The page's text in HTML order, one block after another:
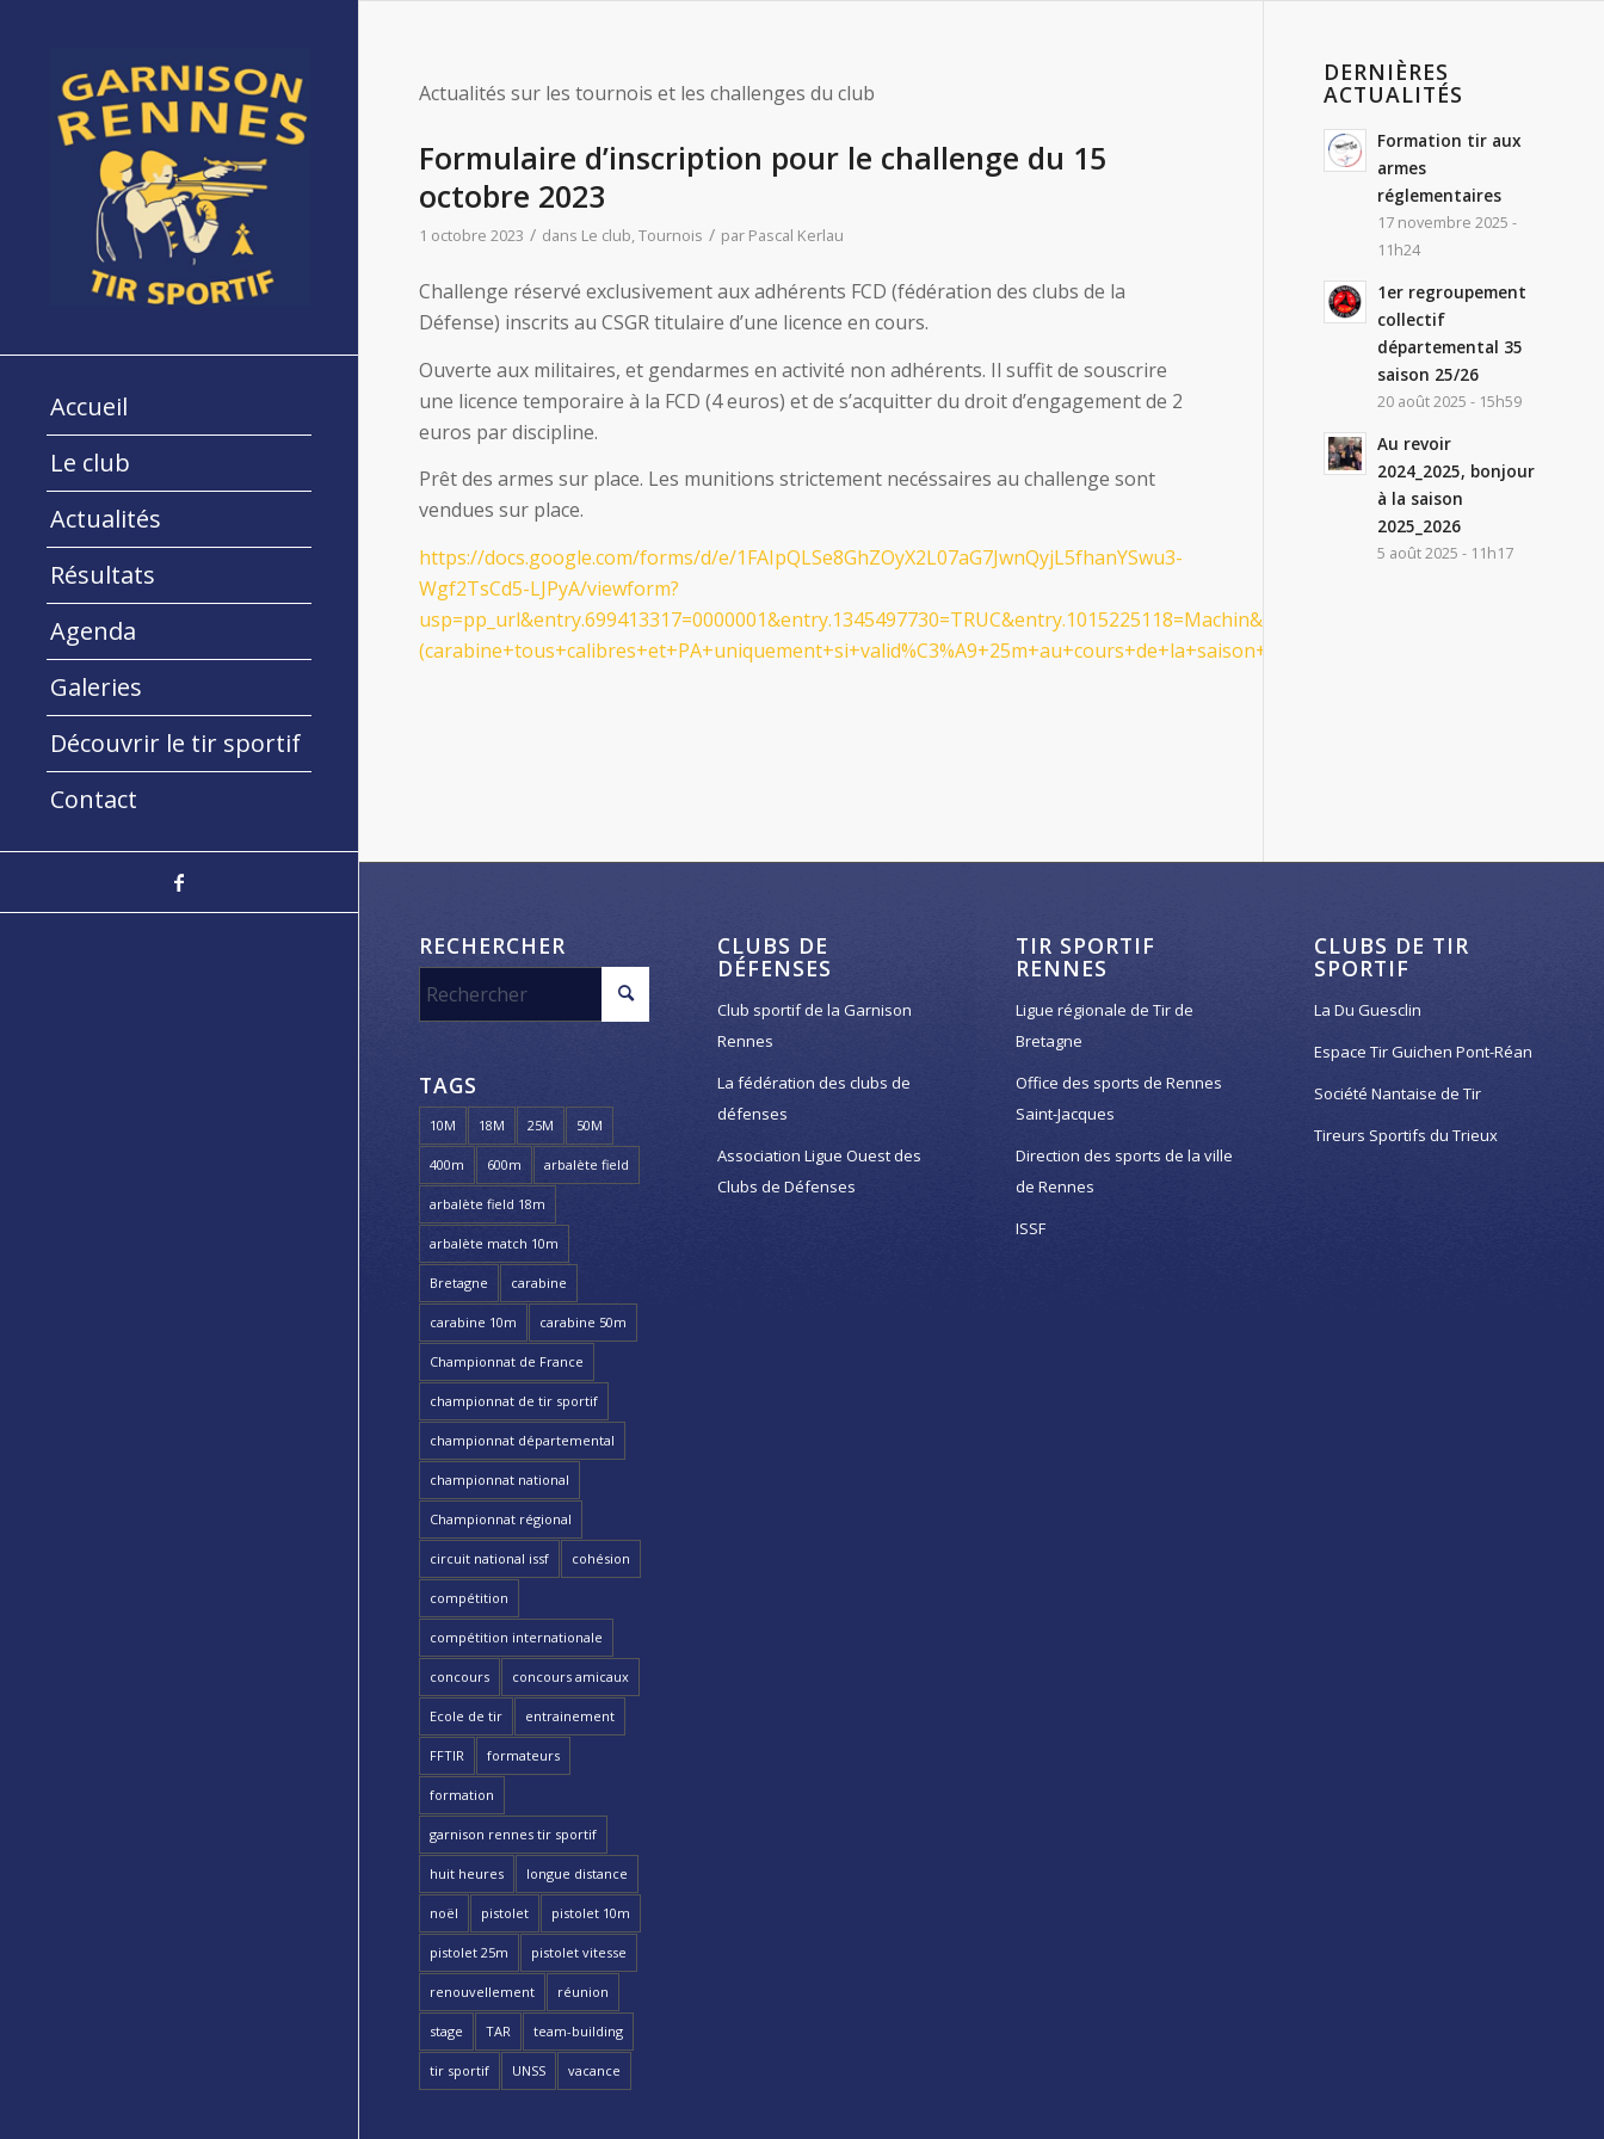
Accueil
Le club
Actualités
Résultats
Agenda
Galeries
Découvrir le tir sportif
Contact
Actualités sur les tournois et les challenges du club
Formulaire d’inscription pour le challenge du 15
octobre 2023
1 octobre 2023 / dans Le club Tournois / par Pascal Kerlau
Challenge réservé exclusivement aux adhérents FCD (fédération des clubs de la
Défense) inscrits au CSGR titulaire d’une licence en cours.
Ouverte aux militaires, et gendarmes en activité non adhérents. Il suffit de souscrire
une licence temporaire à la FCD (4 euros) et de s’acquitter du droit d’engagement de 2
euros par discipline.
Prêt des armes sur place. Les munitions strictement necéssaires au challenge sont
vendues sur place.
https://docs.google.com/forms/d/e/1FAIpQLSe8GhZOyX2L07aG7JwnQyjL5fhanYSwu3-
Wgf2TsCd5-LJPyA/viewform?
usp=pp_url&entry.699413317=0000001&entry.1345497730=TRUC&entry.1015225118=Machin&entry.1049584186=18+ans+et+plus+
DERNIÈRES
ACTUALITÉS
Formation tir aux
armes
réglementaires
17 novembre 2025 -
11h24
1er regroupement
collectif
départemental 35
saison 25/26
20 août 2025 - 15h59
Au revoir
2024_2025, bonjour
à la saison
2025_2026
5 août 2025 - 11h17
RECHERCHER
TAGS
10M 18M 25M 50M
400m 600m arbalète field
arbalète field 18m
arbalète match 10m
Bretagne carabine
carabine 10m carabine 50m
Championnat de France
championnat de tir sportif
championnat départemental
championnat national
Championnat régional
circuit national issf cohésion
compétition
compétition internationale
concours concours amicaux
Ecole de tir entrainement
FFTIR formateurs
formation
garnison rennes tir sportif
huit heures longue distance
noël pistolet pistolet 10m
pistolet 25m pistolet vitesse
renouvellement réunion
stage TAR team-building
tir sportif UNSS vacance
CLUBS DE
DÉFENSES
Club sportif de la Garnison
Rennes
La fédération des clubs de
défenses
Association Ligue Ouest des
Clubs de Défenses
TIR SPORTIF
RENNES
Ligue régionale de Tir de
Bretagne
Office des sports de Rennes
Saint-Jacques
Direction des sports de la ville
de Rennes
ISSF
CLUBS DE TIR
SPORTIF
La Du Guesclin
Espace Tir Guichen Pont-Réan
Société Nantaise de Tir
Tireurs Sportifs du Trieux